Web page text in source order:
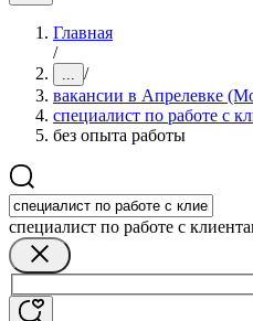
Главная
/
... /
вакансии в Апрелевке
специалист по работе с
без опыта работы
специалист по работе с